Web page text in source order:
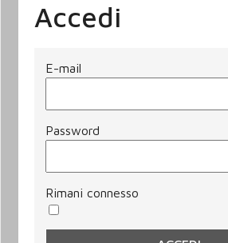
Accedi
E-mail
Password
Rimani connesso